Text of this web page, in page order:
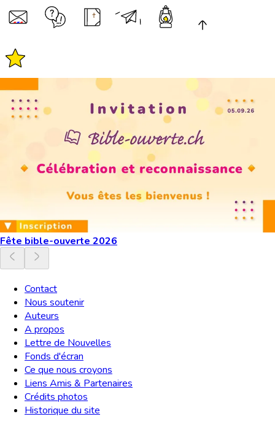
Fête bible-ouverte 2026
Contact
Nous soutenir
Auteurs
A propos
Lettre de Nouvelles
Fonds d'écran
Ce que nous croyons
Liens Amis & Partenaires
Crédits photos
Historique du site